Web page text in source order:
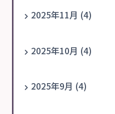
2025年11月 (4)
2025年10月 (4)
2025年9月 (4)